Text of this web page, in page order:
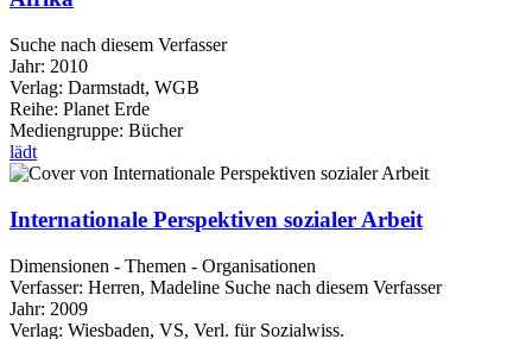
Suche nach diesem Verfasser
Jahr: 2010
Verlag: Darmstadt, WGB
Reihe: Planet Erde
Mediengruppe: Bücher
lädt
Internationale Perspektiven sozialer Arbeit
Dimensionen - Themen - Organisationen
Verfasser: Herren, Madeline Suche nach diesem Verfasser
Jahr: 2009
Verlag: Wiesbaden, VS, Verl. für Sozialwiss.